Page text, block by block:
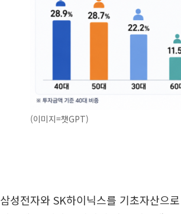
(이미지=챗GPT)
삼성전자와 SK하이닉스를 기초자산으